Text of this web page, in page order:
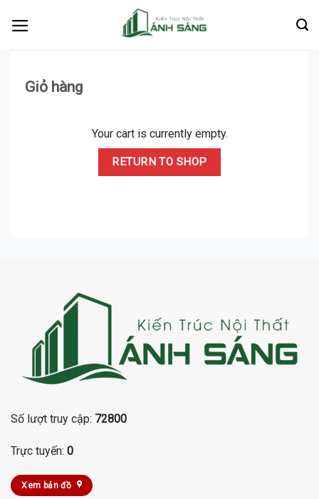
Giỏ hàng
Your cart is currently empty.
RETURN TO SHOP
Số lượt truy cập: 72800
Trực tuyến: 0
Xem bản đồ